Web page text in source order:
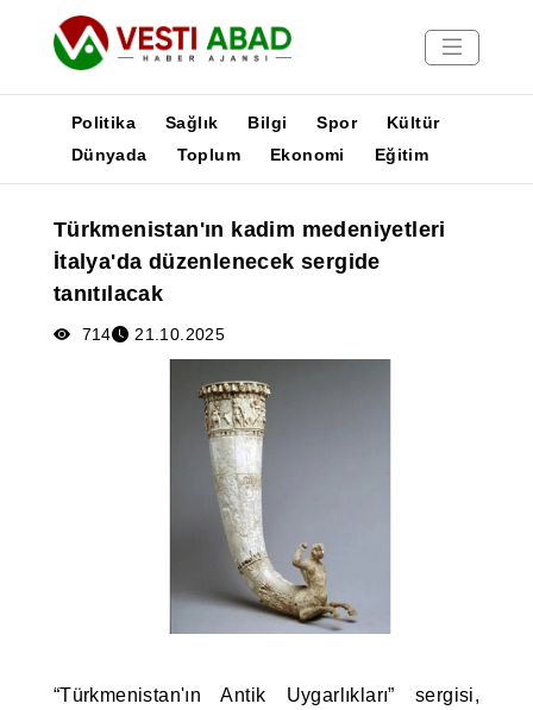
Yayınlar
Medya
Poster
Politika Sağlık Bilgi Spor
Kültür
Dünyada
Toplum Ekonomi Eğitim
Türkmenistan'ın kadim medeniyetleri
İtalya'da düzenlenecek sergide
tanıtılacak
714 21.10.2025
“Türkmenistan'ın Antik Uygarlıkları” sergisi,